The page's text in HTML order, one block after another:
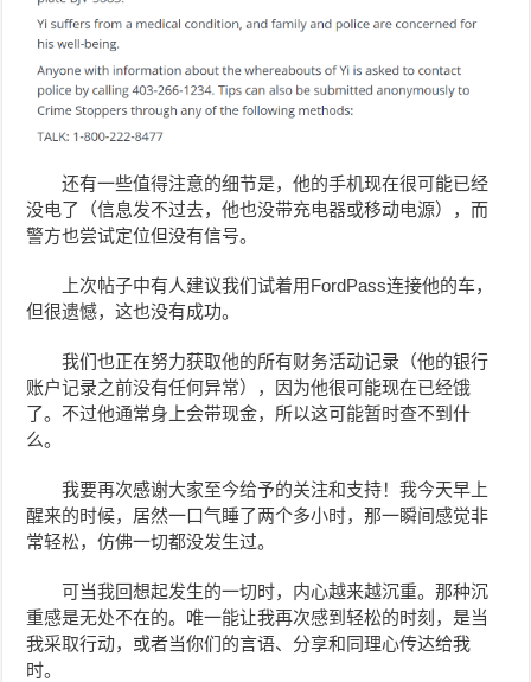
还有一些值得注意的细节是，他的手机现在很可能已经
没电了（信息发不过去，他也没带充电器或移动电源），而
警方也尝试定位但没有信号。
上次帖子中有人建议我们试着用FordPass连接他的车，
但很遗憾，这也没有成功。
我们也正在努力获取他的所有财务活动记录（他的银行
账户记录之前没有任何异常），因为他很可能现在已经饿
了。不过他通常身上会带现金，所以这可能暂时查不到什
么。
我要再次感谢大家至今给予的关注和支持！我今天早上
醒来的时候，居然一口气睡了两个多小时，那一瞬间感觉非
常轻松，仿佛一切都没发生过。
可当我回想起发生的一切时，内心越来越沉重。那种沉
重感是无处不在的。唯一能让我再次感到轻松的时刻，是当
我采取行动，或者当你们的言语、分享和同理心传达给我
时。